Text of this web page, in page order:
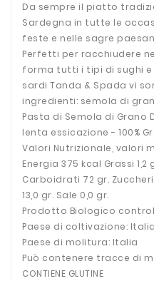
Da sempre il piatto
Sardegna in tutte le
feste e nelle sagre
Perfetti per racchiudere
forma tutti i tipi di sughi
sardi Tanda & Spada vi
ingredienti: semola di
Pasta di Semola di
lenta essicazione - 100%
Valori Nutrizionale, valori
Energia 375 kcal Grassi 1,2
Carboidrati 72 gr. Zuccheri
13,0 gr. Sale 0,0 gr.
Prodotto Biologico
Paese di coltivazione: Italia
Paese di molitura: Italia
Può contenere tracce di
CONTIENE GLUTINE